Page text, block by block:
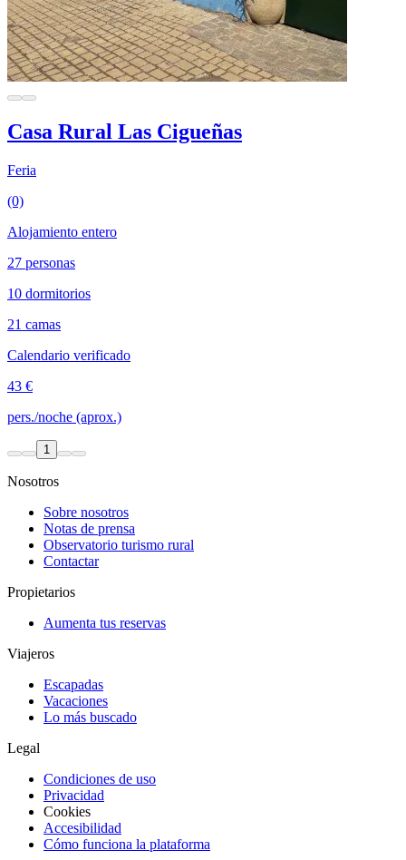
Casa Rural Las Cigueñas
Feria
(0)
Alojamiento entero
27 personas
10 dormitorios
21 camas
Calendario verificado
43 €
pers./noche (aprox.)
1
Nosotros
Sobre nosotros
Notas de prensa
Observatorio turismo rural
Contactar
Propietarios
Aumenta tus reservas
Viajeros
Escapadas
Vacaciones
Lo más buscado
Legal
Condiciones de uso
Privacidad
Cookies
Accesibilidad
Cómo funciona la plataforma